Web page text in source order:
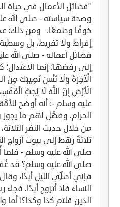
"فضائل الأعمال في حياة
وصحة سياسته - صلى الله
خوفًا وطمعًا. ومن ذلك:
إفراط ولا تفريط، بل
فضائل أعماله - صلى الله
إلى رفضها؛ إنما الاعتدال؛
الْآخِرَةَ وَلَا تَنْسَ نَصِيبَكَ مِنَ
عليه وسلم -: أنه أوضح
الحرام، وفصَّل لهم ما
من خلال حديث النفر
ثلاثةُ رهط إلى بيوت أزواج
صلى الله عليه وسلم - فلما
صلى الله عليه وسلم؟ قد
فإني أصلِّي الليل أبدًا،
النساءَ فلا أتزوج أبدًا،
الذين قلتم كذا وكذا؟! أما